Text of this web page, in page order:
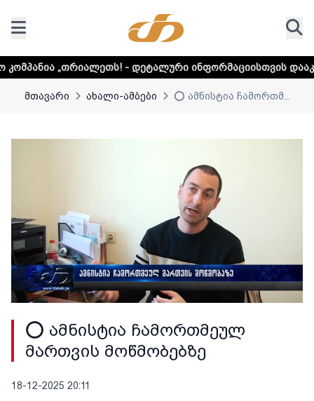
- დეტალური ინფორმაციისთვის დააკლიკეთ ლინკს
მთავარი ახალი-ამბები ⭕️ ამნისტია ჩამორთმ...
⭕️ ამნისტია ჩამორთმეულ
მართვის მოწმობებზე
18-12-2025 20:11